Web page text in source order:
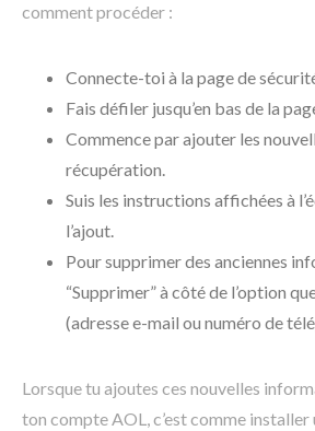
comment procéder :
Connecte-toi à la page de
Fais défiler jusqu’en bas de la
Commence par ajouter les
récupération.
Suis les instructions affichées à
l’ajout.
Pour supprimer des anciennes
“Supprimer” à côté de l’option
(adresse e-mail ou numéro de
Lorsque tu ajoutes ces nouvelles
ton compte AOL, c’est comme installer